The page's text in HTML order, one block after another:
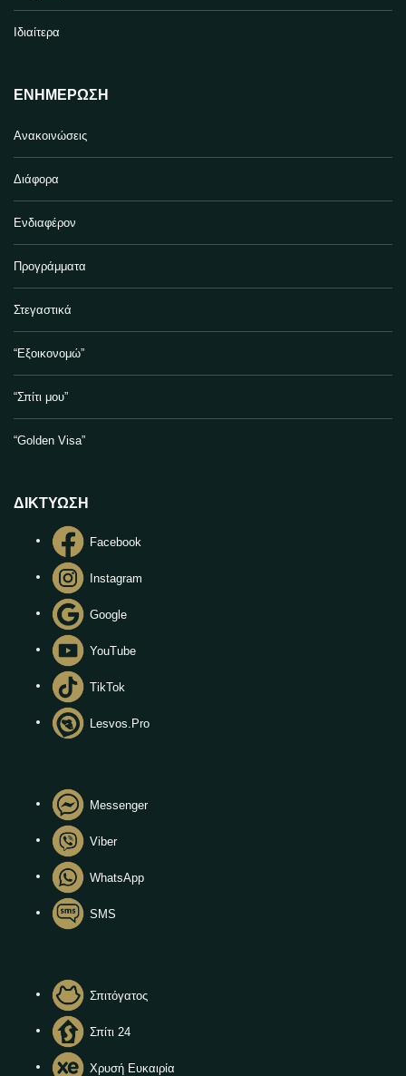
Ιδιαίτερα
ΕΝΗΜΈΡΩΣΗ
Ανακοινώσεις
Διάφορα
Ενδιαφέρον
Προγράμματα
Στεγαστικά
“Εξοικονομώ”
“Σπίτι μου”
“Golden Visa”
ΔΙΚΤΥΩΣΗ
Facebook
Instagram
Google
YouTube
TikTok
Lesvos.Pro
Messenger
Viber
WhatsApp
SMS
Σπιτόγατος
Σπίτι 24
Χρυσή Ευκαιρία